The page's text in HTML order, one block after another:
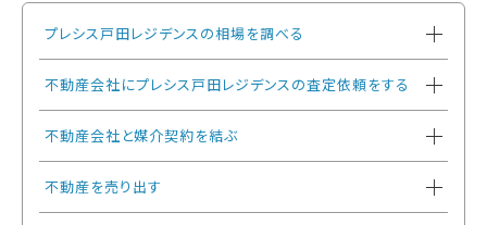
プレシス戸田レジデンスの相場を調べる
不動産会社にプレシス戸田レジデンスの査定依頼をする
不動産会社と媒介契約を結ぶ
不動産を売り出す